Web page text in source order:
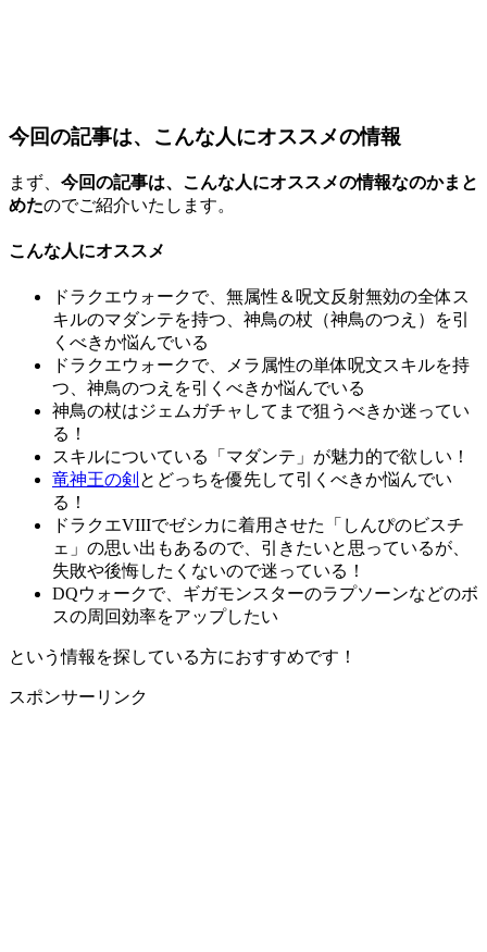
今回の記事は、こんな人にオススメの情報
まず、 今回の記事は、こんな人にオススメの情報なのかまと
めたのでご紹介いたします。
こんな人にオススメ
ドラクエウォークで、無属性＆呪文反射無効の全体ス
キルのマダンテを持つ、神鳥の杖（神鳥のつえ）を引
くべきか悩んでいる
ドラクエウォークで、メラ属性の単体呪文スキルを持
つ、神鳥のつえを引くべきか悩んでいる
神鳥の杖はジェムガチャしてまで狙うべきか迷ってい
る！
スキルについている「マダンテ」が魅力的で欲しい！
竜神王の剣 とどっちを優先して引くべきか悩んでい
る！
ドラクエVIIIでゼシカに着用させた「しんぴのビスチ
ェ」の思い出もあるので、引きたいと思っているが、
失敗や後悔したくないので迷っている！
DQウォークで、ギガモンスターのラプソーンなどのボ
スの周回効率をアップしたい
という情報を探している方におすすめです！
スポンサーリンク